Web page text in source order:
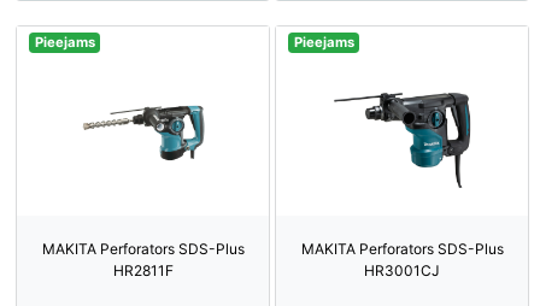
Pieejams
MAKITA Perforators SDS-Plus
HR2811F
Pieejams
MAKITA Perforators SDS-Plus
HR3001CJ